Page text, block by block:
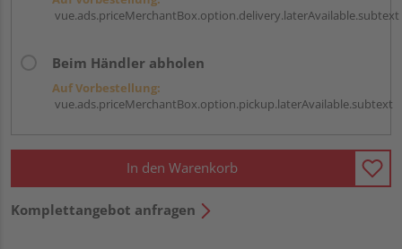
vue.ads.priceMerchantBox.option.delivery.laterAvailable.subtext
Beim Händler abholen
Auf Vorbestellung:
vue.ads.priceMerchantBox.option.pickup.laterAvailable.subtext
In den Warenkorb
Komplettangebot anfragen